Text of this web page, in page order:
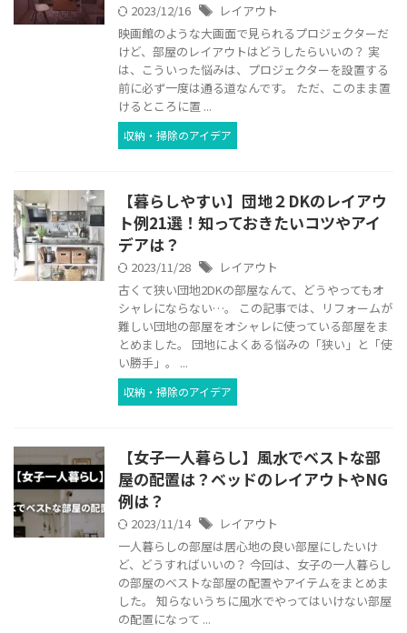
2023/12/16
レイアウト
映画館のような大画面で見られるプロジェクターだ
けど、部屋のレイアウトはどうしたらいいの？ 実
は、こういった悩みは、プロジェクターを設置する
前に必ず一度は通る道なんです。 ただ、このまま置
けるところに置 ...
収納・掃除のアイデア
【暮らしやすい】団地２DKのレイアウ
ト例21選！知っておきたいコツやアイ
デアは？
2023/11/28
レイアウト
古くて狭い団地2DKの部屋なんて、どうやってもオ
シャレにならない…。 この記事では、リフォームが
難しい団地の部屋をオシャレに使っている部屋をま
とめました。 団地によくある悩みの「狭い」と「使
い勝手」。 ...
収納・掃除のアイデア
【女子一人暮らし】風水でベストな部
屋の配置は？ベッドのレイアウトやNG
例は？
2023/11/14
レイアウト
一人暮らしの部屋は居心地の良い部屋にしたいけ
ど、どうすればいいの？ 今回は、女子の一人暮らし
の部屋のベストな部屋の配置やアイテムをまとめま
した。 知らないうちに風水でやってはいけない部屋
の配置になって ...